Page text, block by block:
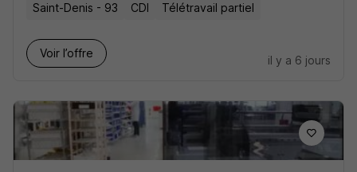
Saint-Denis - 93 CDI Télétravail partiel
Voir l’offre
il y a 6 jours